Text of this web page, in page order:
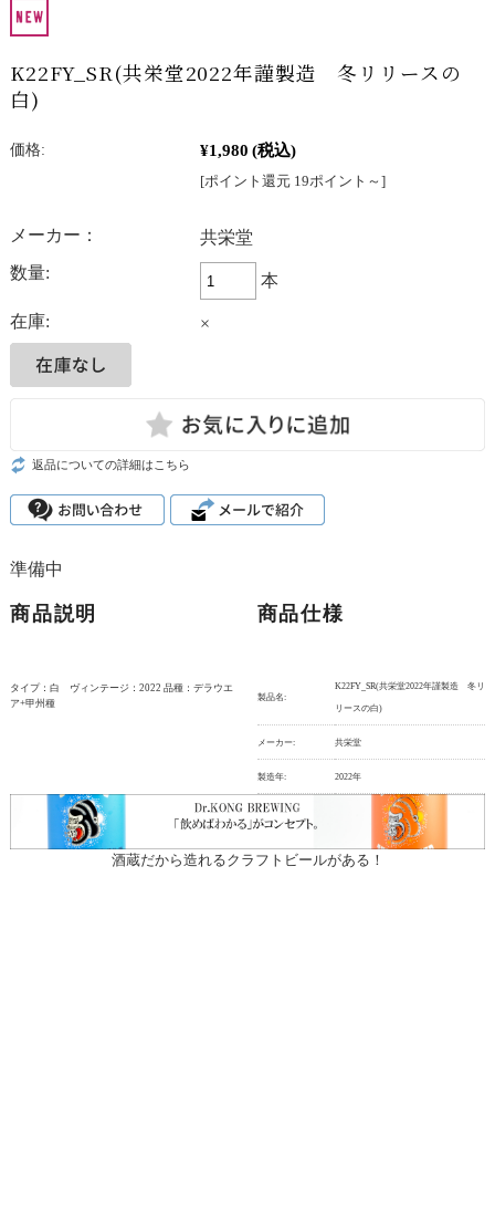
K22FY_SR(共栄堂2022年謹製造 冬リリースの
白)
価格: ¥1,980 (税込)
[ポイント還元 19ポイント～]
メーカー：
共栄堂
数量:
本
在庫: ×
返品についての詳細はこちら
準備中
商品説明
タイプ：白 ヴィンテージ：2022 品種：デラウエ
ア+甲州種
商品仕様
製品名:
K22FY_SR(共栄堂2022年謹製造 冬リ
リースの白)
メーカー: 共栄堂
製造年: 2022年
酒蔵だから造れるクラフトビールがある！